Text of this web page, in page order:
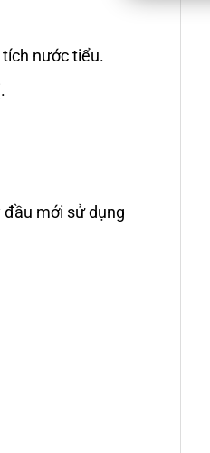
nước tiểu.
đầu mới sử dụng